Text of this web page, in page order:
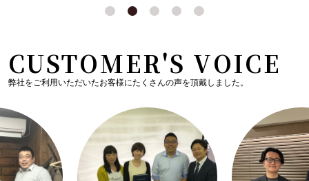
CUSTOMER'S VOICE
弊社をご利用いただいたお客様にたくさんの声を頂戴しました。